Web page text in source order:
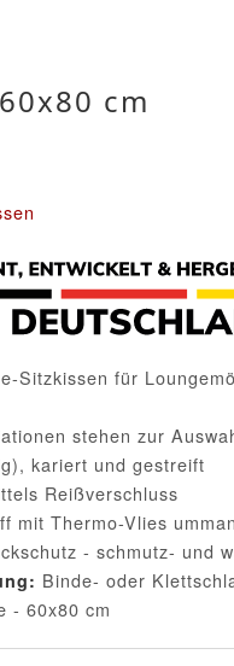
cm
Sitzkissen für
stehen zur
kariert und gestreift
Reißverschluss
mit Thermo-Vlies
- schmutz- und
Binde- oder
- 60x80 cm